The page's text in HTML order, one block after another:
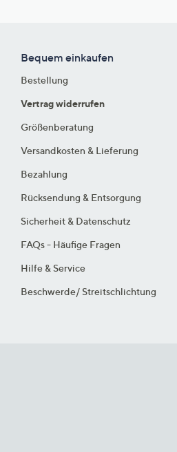
Bequem einkaufen
Bestellung
Vertrag widerrufen
Größenberatung
Versandkosten & Lieferung
Bezahlung
Rücksendung & Entsorgung
Sicherheit & Datenschutz
FAQs - Häufige Fragen
Hilfe & Service
Beschwerde/ Streitschlichtung